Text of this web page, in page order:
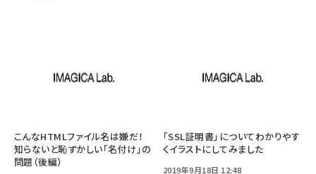
こんなHTMLファイル名は嫌だ！
知らないと恥ずかしい「名付け」の
問題（後編）
「SSL証明書」についてわかりやす
くイラストにしてみました
2019年9月18日 12:48